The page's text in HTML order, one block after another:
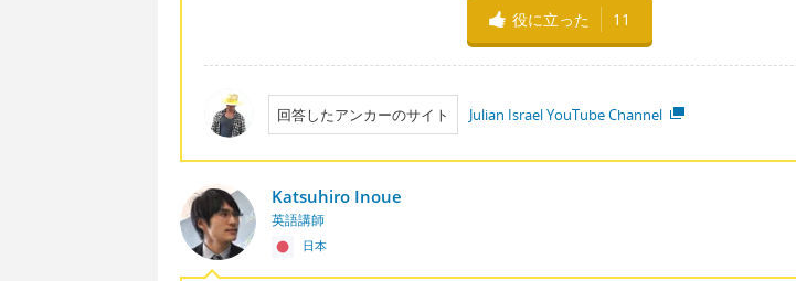
役に立った 11
回答したアンカーのサイト Julian Israel YouTube Channel
Katsuhiro Inoue
英語講師
日本